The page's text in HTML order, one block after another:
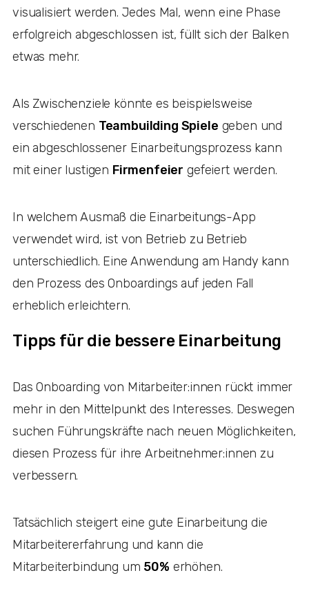
visualisiert werden. Jedes Mal, wenn eine Phase
erfolgreich abgeschlossen ist, füllt sich der Balken
etwas mehr.
Als Zwischenziele könnte es beispielsweise
verschiedenen Teambuilding Spiele geben und
ein abgeschlossener Einarbeitungsprozess kann
mit einer lustigen Firmenfeier gefeiert werden.
In welchem Ausmaß die Einarbeitungs-App
verwendet wird, ist von Betrieb zu Betrieb
unterschiedlich. Eine Anwendung am Handy kann
den Prozess des Onboardings auf jeden Fall
erheblich erleichtern.
Tipps für die bessere Einarbeitung
Das Onboarding von Mitarbeiter:innen rückt immer
mehr in den Mittelpunkt des Interesses. Deswegen
suchen Führungskräfte nach neuen Möglichkeiten,
diesen Prozess für ihre Arbeitnehmer:innen zu
verbessern.
Tatsächlich steigert eine gute Einarbeitung die
Mitarbeitererfahrung und kann die
Mitarbeiterbindung um 50% erhöhen.